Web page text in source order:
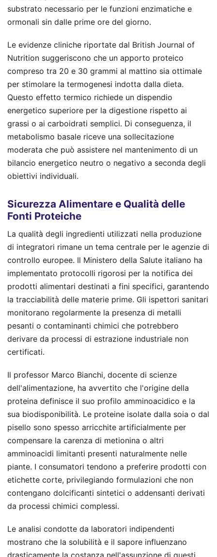
substrato necessario per le funzioni enzimatiche e
ormonali sin dalle prime ore del giorno.
Le evidenze cliniche riportate dal British Journal of
Nutrition suggeriscono che un apporto proteico
compreso tra 20 e 30 grammi al mattino sia ottimale
per stimolare la termogenesi indotta dalla dieta.
Questo effetto termico richiede un dispendio
energetico superiore per la digestione rispetto ai
grassi o ai carboidrati semplici. Di conseguenza, il
metabolismo basale riceve una sollecitazione
moderata che può assistere nel mantenimento di un
bilancio energetico neutro o negativo a seconda degli
obiettivi individuali.
Sicurezza Alimentare e Qualità delle
Fonti Proteiche
La qualità degli ingredienti utilizzati nella produzione
di integratori rimane un tema centrale per le agenzie di
controllo europee. Il Ministero della Salute italiano ha
implementato protocolli rigorosi per la notifica dei
prodotti alimentari destinati a fini specifici, garantendo
la tracciabilità delle materie prime. Gli ispettori sanitari
monitorano regolarmente la presenza di metalli
pesanti o contaminanti chimici che potrebbero
derivare da processi di estrazione industriale non
certificati.
Il professor Marco Bianchi, docente di scienze
dell'alimentazione, ha avvertito che l'origine della
proteina definisce il suo profilo amminoacidico e la
sua biodisponibilità. Le proteine isolate dalla soia o dal
pisello sono spesso arricchite artificialmente per
compensare la carenza di metionina o altri
amminoacidi limitanti presenti naturalmente nelle
piante. I consumatori tendono a preferire prodotti con
etichette corte, privilegiando formulazioni che non
contengano dolcificanti sintetici o addensanti derivati
da processi chimici complessi.
Le analisi condotte da laboratori indipendenti
mostrano che la solubilità e il sapore influenzano
drasticamente la costanza nell'assunzione di questi